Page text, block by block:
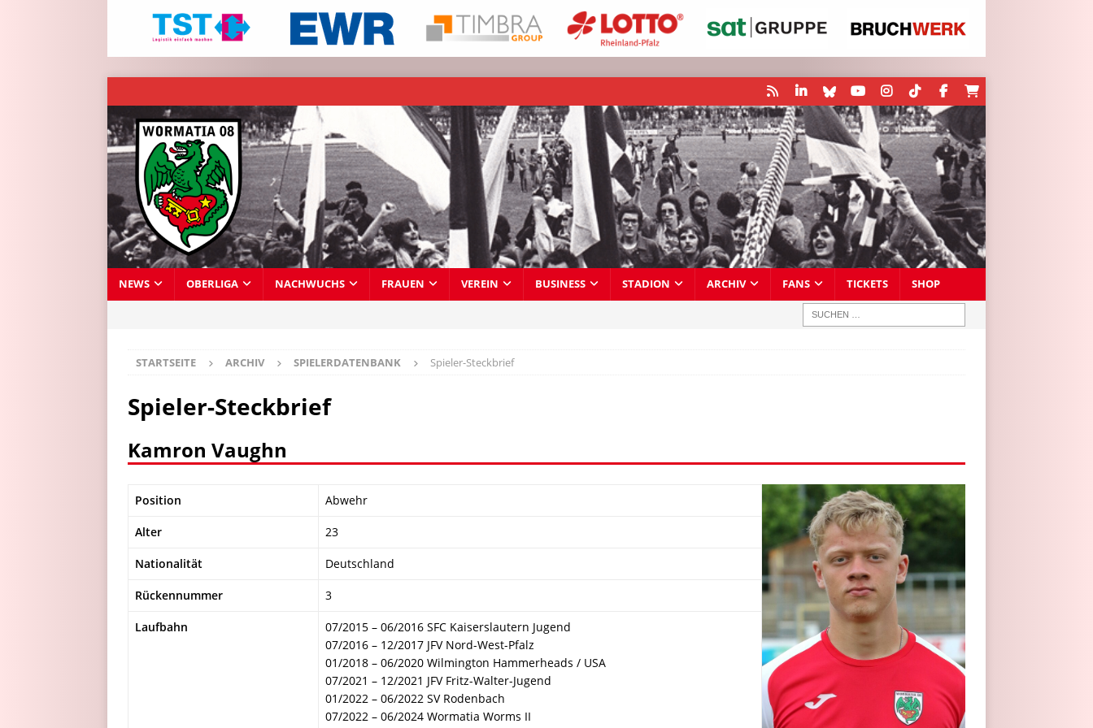
NEWS OBERLIGA NACHWUCHS FRAUEN VEREIN BUSINESS STADION ARCHIV FANS TICKETS SHOP
STARTSEITE ARCHIV SPIELERDATENBANK Spieler-Steckbrief
Spieler-Steckbrief
Kamron Vaughn
Position Abwehr
Alter 23
Nationalität Deutschland
Rückennummer 3
Laufbahn
07/2015 – 06/2016 SFC Kaiserslautern Jugend
07/2016 – 12/2017 JFV Nord-West-Pfalz
01/2018 – 06/2020 Wilmington Hammerheads / USA
07/2021 – 12/2021 JFV Fritz-Walter-Jugend
01/2022 – 06/2022 SV Rodenbach
07/2022 – 06/2024 Wormatia Worms II